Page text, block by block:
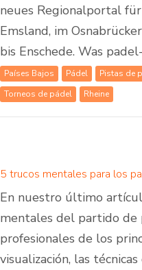
neues Regionalportal
Emsland, im
bis Enschede. Was
Países Bajos Pádel Pistas de
Torneos de pádel
Rheine
En nuestro último
mentales del partido de
profesionales de los
visualización, las